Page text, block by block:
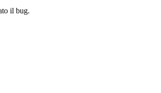
il bug.